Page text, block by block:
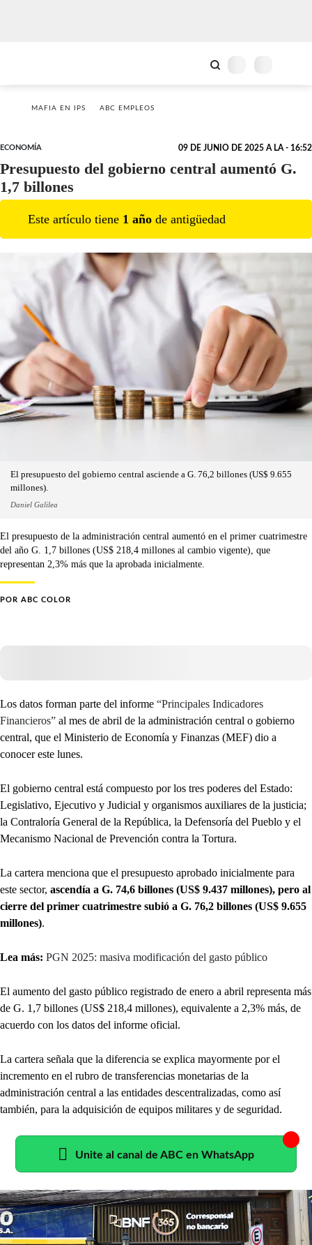
MAFIA EN IPS ABC EMPLEOS
ECONOMÍA 09 DE JUNIO DE 2025 A LA - 16:52
Presupuesto del gobierno central aumentó G.
1,7 billones
Este artículo tiene 1 año de antigüedad
El presupuesto del gobierno central asciende a G. 76,2 billones (US$ 9.655
millones).
Daniel Galilea
El presupuesto de la administración central aumentó en el primer cuatrimestre
del año G. 1,7 billones (US$ 218,4 millones al cambio vigente), que
representan 2,3% más que la aprobada inicialmente.
POR ABC COLOR
Los datos forman parte del informe “Principales Indicadores
Financieros” al mes de abril de la administración central o gobierno
central, que el Ministerio de Economía y Finanzas (MEF) dio a
conocer este lunes.
El gobierno central está compuesto por los tres poderes del Estado:
Legislativo, Ejecutivo y Judicial y organismos auxiliares de la justicia;
la Contraloría General de la República, la Defensoría del Pueblo y el
Mecanismo Nacional de Prevención contra la Tortura.
La cartera menciona que el presupuesto aprobado inicialmente para
este sector, ascendía a G. 74,6 billones (US$ 9.437 millones), pero al
cierre del primer cuatrimestre subió a G. 76,2 billones (US$ 9.655
millones).
Lea más: PGN 2025: masiva modificación del gasto público
El aumento del gasto público registrado de enero a abril representa más
de G. 1,7 billones (US$ 218,4 millones), equivalente a 2,3% más, de
acuerdo con los datos del informe oficial.
La cartera señala que la diferencia se explica mayormente por el
incremento en el rubro de transferencias monetarias de la
administración central a las entidades descentralizadas, como así
también, para la adquisición de equipos militares y de seguridad.
Unite al canal de ABC en WhatsApp